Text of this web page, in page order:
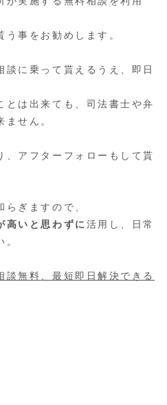
事をお勧めします。
談に乗って貰えるうえ、即日
とは出来ても、司法書士や弁
せん。
、アフターフォローもして貰
ぎますので、
高いと思わずに 活用し、日常
談無料
、最短即日解決できる